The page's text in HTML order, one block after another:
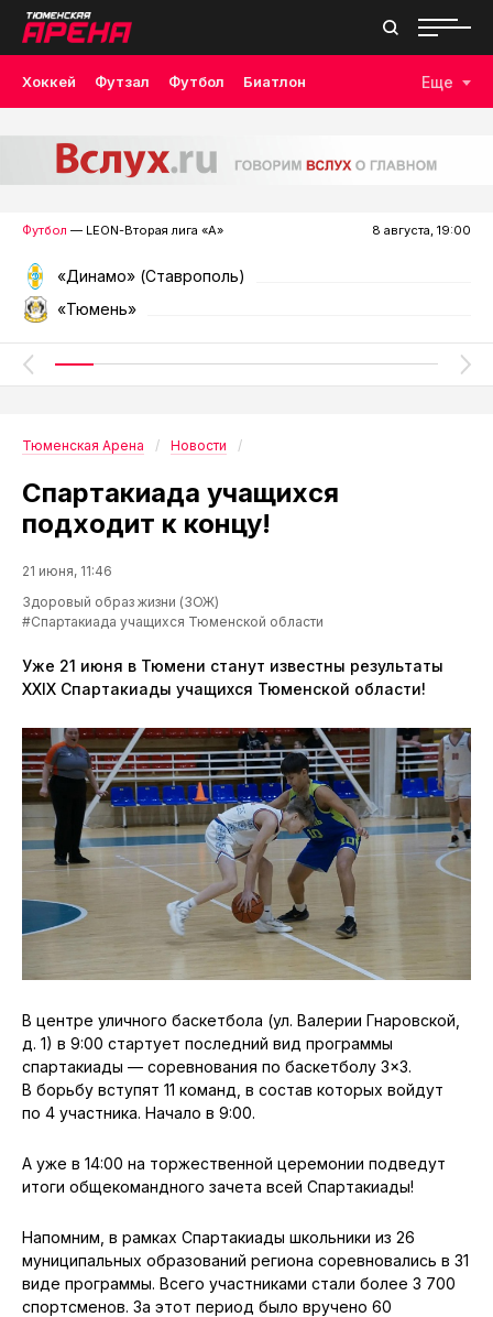
Хоккей Футзал Футбол Биатлон Еще
Футбол — LEON-Вторая лига «А» 8 августа, 19:00
«Динамо» (Ставрополь)
«Тюмень»
Тюменская Арена Новости
Спартакиада учащихся
подходит к концу!
21 июня, 11:46
Здоровый образ жизни (ЗОЖ)
#Спартакиада учащихся Тюменской области
Уже 21 июня в Тюмени станут известны результаты
XXIX Спартакиады учащихся Тюменской области!
В центре уличного баскетбола (ул. Валерии Гнаровской,
д. 1) в 9:00 стартует последний вид программы
спартакиады — соревнования по баскетболу 3×3.
В борьбу вступят 11 команд, в состав которых войдут
по 4 участника. Начало в 9:00.
А уже в 14:00 на торжественной церемонии подведут
итоги общекомандного зачета всей Спартакиады!
Напомним, в рамках Спартакиады школьники из 26
муниципальных образований региона соревновались в 31
виде программы. Всего участниками стали более 3 700
спортсменов. За этот период было вручено 60